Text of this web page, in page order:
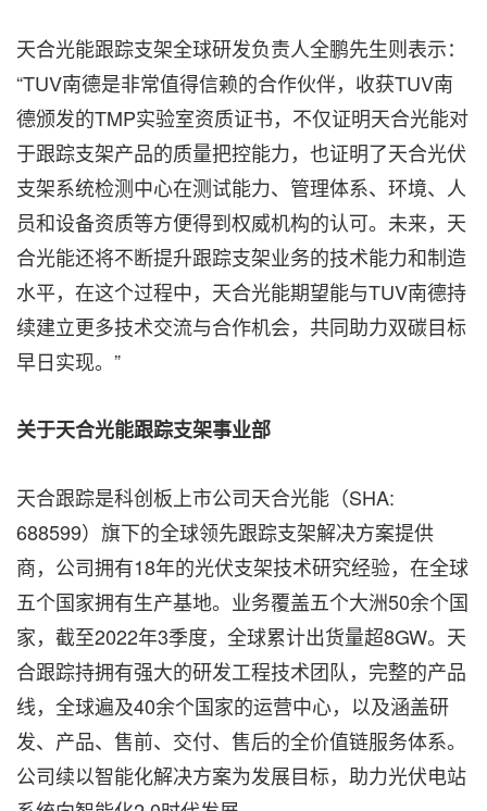
天合光能跟踪支架全球研发负责人全鹏先生则表示：
“TUV南德是非常值得信赖的合作伙伴， 收获TUV南
德颁发的TMP实验室资质证书，不仅证明天合光能对
于跟踪支架产品的质量把控能力，也证明了天合光伏
支架系统检测中心在测试能力、管理体系、环境、人
员和设备资质等方便得到权威机构的认可。未来，天
合光能还将不断提升跟踪支架业务的技术能力和制造
水平，在这个过程中，天合光能期望能与TUV南德持
续建立更多技术交流与合作机会，共同助力双碳目标
早日实现。”
关于天合光能跟踪支架事业部
天合跟踪是科创板上市公司天合光能（SHA:
688599）旗下的全球领先跟踪支架解决方案提供
商，公司拥有18年的光伏支架技术研究经验，在全球
五个国家拥有生产基地。业务覆盖五个大洲50余个国
家，截至2022年3季度，全球累计出货量超8GW。天
合跟踪持拥有强大的研发工程技术团队，完整的产品
线，全球遍及40余个国家的运营中心，以及涵盖研
发、产品、售前、交付、售后的全价值链服务体系。
公司续以智能化解决方案为发展目标，助力光伏电站